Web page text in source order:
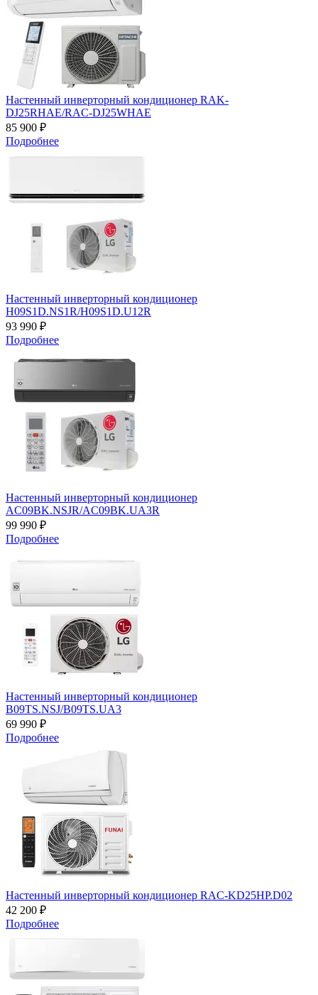
Настенный инверторный кондиционер RAK-
DJ25RHAE/RAC-DJ25WHAE
85 900 ₽
Подробнее
Настенный инверторный кондиционер
H09S1D.NS1R/H09S1D.U12R
93 990 ₽
Подробнее
Настенный инверторный кондиционер
AC09BK.NSJR/AC09BK.UA3R
99 990 ₽
Подробнее
Настенный инверторный кондиционер
B09TS.NSJ/B09TS.UA3
69 990 ₽
Подробнее
Настенный инверторный кондиционер RAC-KD25HP.D02
42 200 ₽
Подробнее